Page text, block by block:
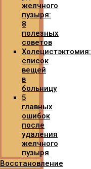
желчного
пузыря:
8
полезных
советов
Холецистэктомия:
список
вещей
в
больницу
5
главных
ошибок
после
удаления
желчного
пузыря
Восстановление